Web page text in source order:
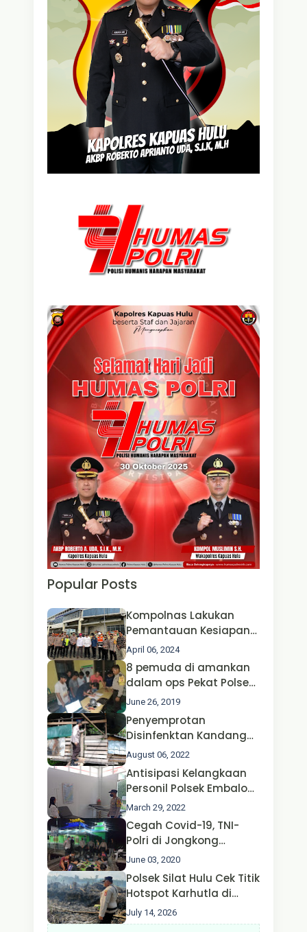
Popular Posts
Kompolnas Lakukan
Pemantauan Kesiapan
Operasi Ketupat 2024 di
Polda Jatim Bersama
Kapolri dan Menteri
Perhubungan
April 06, 2024
8 pemuda di amankan
dalam ops Pekat Polsek
Jongkong
June 26, 2019
Penyemprotan
Disinfenktan Kandang
Ternak Kambing warga
Oleh Satgas Ops Aman
Nusa II Polda Kalbar*
August 06, 2022
Antisipasi Kelangkaan
Personil Polsek Embaloh
Hulu Gencar Lakukan
Pengecekan Oksigen
March 29, 2022
Cegah Covid-19, TNI-
Polri di Jongkong
Himbau Masyarakat
Jangan Kumpul Hinga
Larut Malam.
June 03, 2020
Polsek Silat Hulu Cek Titik
Hotspot Karhutla di
Desa Nanga Dangkan,
Api Ditemukan Sudah
July 14, 2026